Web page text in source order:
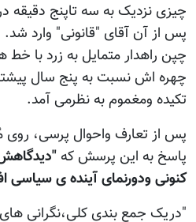
چیزی نزدیک به سه تاپنج دقیقه
پس از آن آقای "قانونی" وارد شد.
چپن راهدار متمایل به زرد با
چهره اش نسبت به پنج سال
تکیده ومغموم به نظرمی آمد.
پس از تعارف واحوال پرسی،
پاسخ به این پرسش که
کنونی ودورنمای آینده ی
"دریک جمع بندی کلی،نگرانی های